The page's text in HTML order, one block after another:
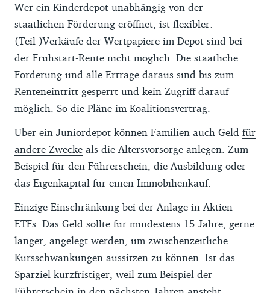
Abzug der deutschen Abgeltungssteuer
gibt, (6) es keine Mindesteinlage gibt und
(7) der Markteintritt nicht weniger als drei
Wer ein Kinderdepot unabhängig von der
staatlichen Förderung eröffnet, ist flexibler:
(Teil-)Verkäufe der Wertpapiere im Depot sind bei
der Frühstart-Rente nicht möglich. Die staatliche
Förderung und alle Erträge daraus sind bis zum
Renteneintritt gesperrt und kein Zugriff darauf
möglich. So die Pläne im Koalitionsvertrag.
Über ein Juniordepot können Familien auch Geld für
andere Zwecke als die Altersvorsorge anlegen. Zum
Beispiel für den Führerschein, die Ausbildung oder
das Eigenkapital für einen Immobilienkauf.
Einzige Einschränkung bei der Anlage in Aktien-
ETFs: Das Geld sollte für mindestens 15 Jahre, gerne
länger, angelegt werden, um zwischenzeitliche
Kursschwankungen aussitzen zu können. Ist das
Sparziel kurzfristiger, weil zum Beispiel der